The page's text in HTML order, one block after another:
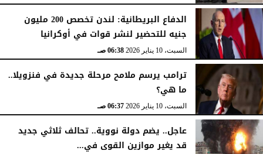
الدفاع البريطانية: لندن تخصص 200 مليون
جنيه للتحضير لنشر قوات في أوكرانيا
السبت، 10 يناير 2026 06:38 صـ
ترامب يرسم ملامح مرحلة جديدة في فنزويلا..
ما هي؟
السبت، 10 يناير 2026 06:37 صـ
عاجل.. يضم دولة نووية.. تحالف ثلاثي جديد
قد يغير موازين القوى في...